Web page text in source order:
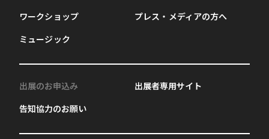
ワークショップ
ミュージック
プレス・メディアの方へ
出展のお申込み
告知協力のお願い
出展者専用サイト